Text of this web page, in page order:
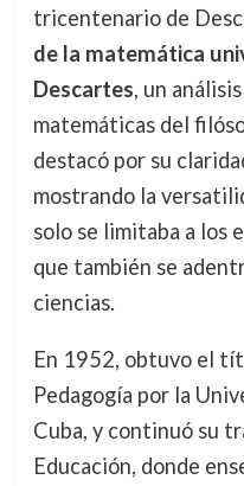
tricentenario de
de la matemática
Descartes, un
matemáticas del
destacó por su
mostrando la
solo se limitaba a los
que también se
ciencias.
En 1952, obtuvo el
Pedagogía por la
Cuba, y continuó su
Educación, donde